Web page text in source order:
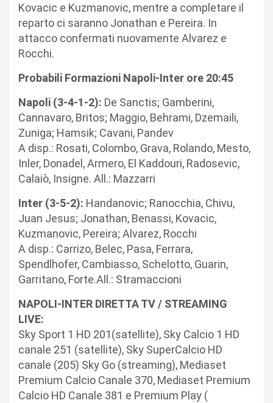
Kovacic e Kuzmanovic, mentre a completare il
reparto ci saranno Jonathan e Pereira. In
attacco confermati nuovamente Alvarez e
Rocchi.
Probabili Formazioni Napoli-Inter ore 20:45
Napoli (3-4-1-2): De Sanctis; Gamberini,
Cannavaro, Britos; Maggio, Behrami, Dzemaili,
Zuniga; Hamsik; Cavani, Pandev
A disp.: Rosati, Colombo, Grava, Rolando, Mesto,
Inler, Donadel, Armero, El Kaddouri, Radosevic,
Calaiò, Insigne. All.: Mazzarri
Inter (3-5-2): Handanovic; Ranocchia, Chivu,
Juan Jesus; Jonathan, Benassi, Kovacic,
Kuzmanovic, Pereira; Alvarez, Rocchi
A disp.: Carrizo, Belec, Pasa, Ferrara,
Spendlhofer, Cambiasso, Schelotto, Guarin,
Garritano, Forte.All.: Stramaccioni
NAPOLI-INTER DIRETTA TV / STREAMING
LIVE:
Sky Sport 1 HD 201(satellite), Sky Calcio 1 HD
canale 251 (satellite), Sky SuperCalcio HD
canale (205) Sky Go (streaming), Mediaset
Premium Calcio Canale 370, Mediaset Premium
Calcio HD Canale 381 e Premium Play (